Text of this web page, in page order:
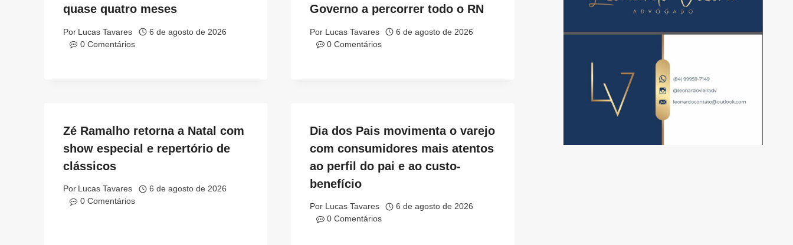
quase quatro meses
Por Lucas Tavares
6 de agosto de 2026
0 Comentários
Governo a percorrer todo o RN
Por Lucas Tavares
6 de agosto de 2026
0 Comentários
Zé Ramalho retorna a Natal com
show especial e repertório de
clássicos
Por Lucas Tavares
6 de agosto de 2026
0 Comentários
Dia dos Pais movimenta o varejo
com consumidores mais atentos
ao perfil do pai e ao custo-
benefício
Por Lucas Tavares
6 de agosto de 2026
0 Comentários